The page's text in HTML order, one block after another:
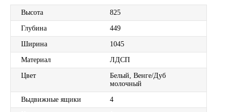
Высота 825
Глубина 449
Ширина 1045
Материал ЛДСП
Цвет
Белый, Венге/Дуб
молочный
Выдвижные ящики 4